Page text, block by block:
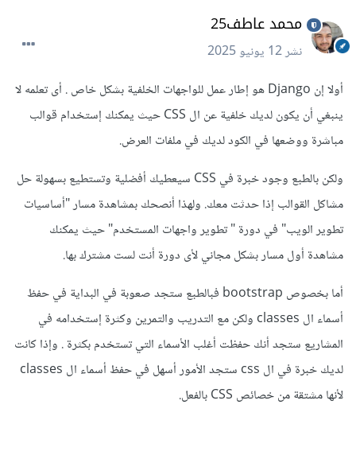
محمد عاطف25
نشر12 يونيو 2025
أولا إن Django هو إطار عمل للواجهات الخلفية بشكل خاص . أى تعلمه لا
ينبغي أن يكون لديك خلفية عن ال CSS حيث يمكنك إستخدام قوالب
مباشرة ووضعها في الكود لديك في ملفات العرض.
ولكن بالطبع وجود خبرة في CSS سيعطيك أفضلية وتستطيع بسهولة حل
مشاكل القوالب إذا حدثت معك. ولهذا أنصحك بمشاهدة مسار "أساسيات
تطوير الويب" في دورة " تطوير واجهات المستخدم" حيث يمكنك
مشاهدة أول مسار بشكل مجاني لأى دورة أنت لست مشترك بها.
أما بخصوص bootstrap فبالطبع ستجد صعوبة في البداية في حفظ
أسماء ال classes ولكن مع التدريب والتمرين وكثرة إستخدامه في
المشاريع ستجد أنك حفظت أغلب الأسماء التي تستخدم بكثرة . وإذا كانت
لديك خبرة في ال css ستجد الأمور أسهل في حفظ أسماء ال classes
لأنها مشتقة من خصائص CSS بالفعل.